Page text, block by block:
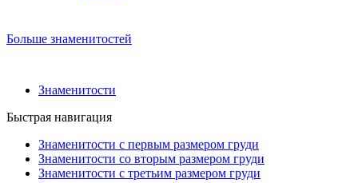
Больше знаменитостей
Знаменитости
Быстрая навигация
Знаменитости с первым размером груди
Знаменитости со вторым размером груди
Знаменитости с третьим размером груди